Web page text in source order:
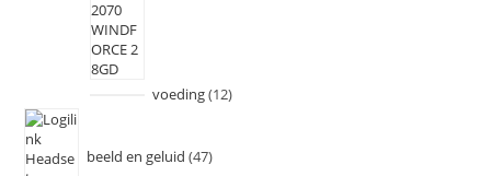
voeding 12
beeld en geluid 47